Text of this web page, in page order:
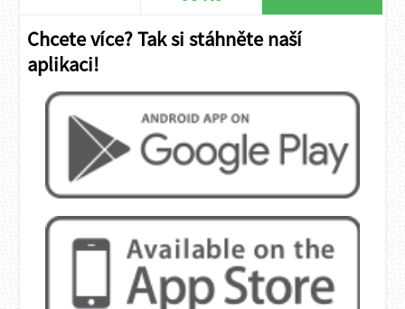
Chcete více? Tak si stáhněte naší
aplikaci!